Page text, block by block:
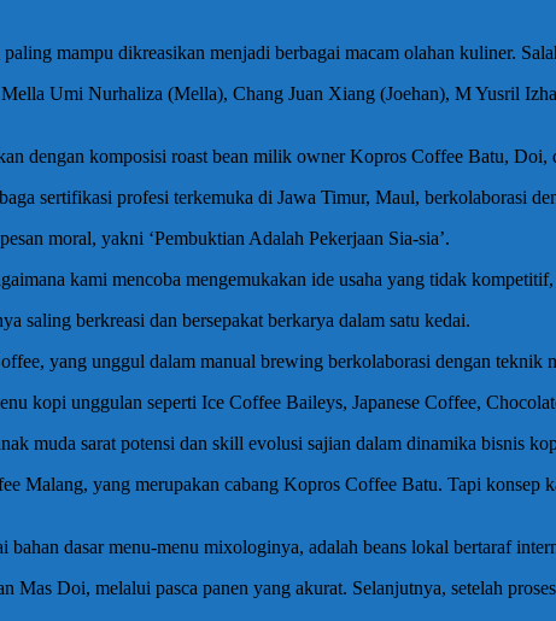
mampu dikreasikan menjadi berbagai macam olahan kuliner.
Umi Nurhaliza (Mella), Chang Juan Xiang (Joehan), M Yusril
dengan komposisi roast bean milik owner Kopros Coffee Batu, Doi,
sertifikasi profesi terkemuka di Jawa Timur, Maul, berkolaborasi
moral, yakni ‘Pembuktian Adalah Pekerjaan Sia-sia’.
kami mencoba mengemukakan ide usaha yang tidak
saling berkreasi dan bersepakat berkarya dalam satu kedai.
yang unggul dalam manual brewing berkolaborasi dengan
kopi unggulan seperti Ice Coffee Baileys, Japanese Coffee,
muda sarat potensi dan skill evolusi sajian dalam dinamika bisnis
Malang, yang merupakan cabang Kopros Coffee Batu. Tapi
dasar menu-menu mixologinya, adalah beans lokal bertaraf
Mas Doi, melalui pasca panen yang akurat. Selanjutnya, setelah